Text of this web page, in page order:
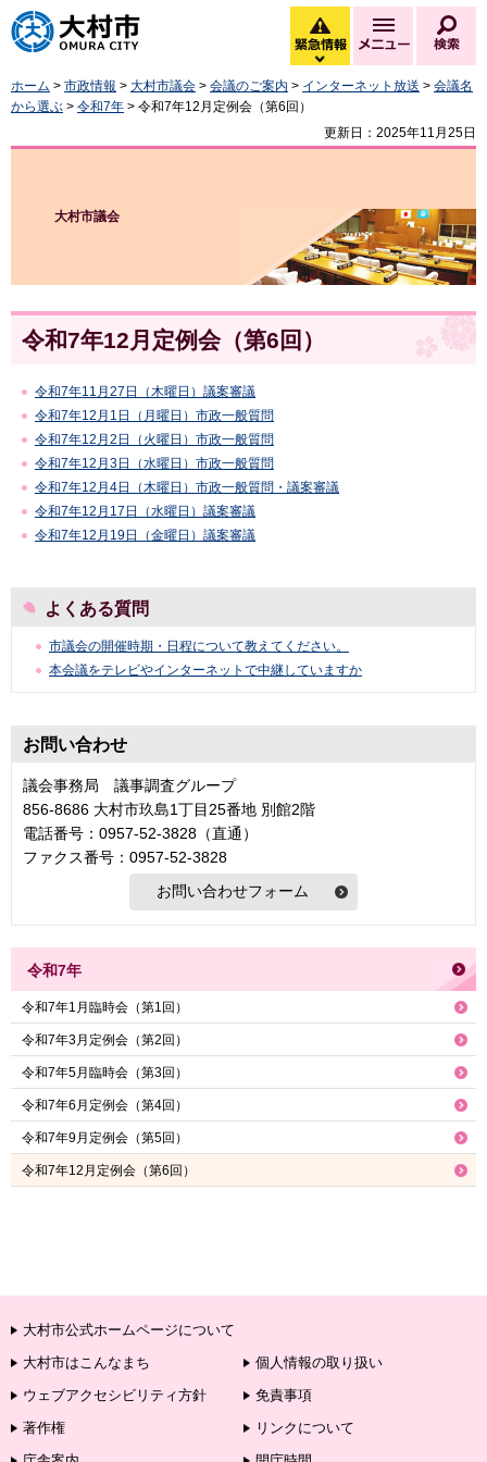
大村市
緊急情報
緊急情報を開く
メニュー
ホーム > 市政情報 > 大村市議会 > 会議のご案内 > インターネット放送 > 会議名
から選ぶ > 令和7年 > 令和7年12月定例会（第6回）
更新日：2025年11月25日
大村市議会
令和7年12月定例会（第6回）
令和7年11月27日（木曜日）議案審議
令和7年12月1日（月曜日）市政一般質問
令和7年12月2日（火曜日）市政一般質問
令和7年12月3日（水曜日）市政一般質問
令和7年12月4日（木曜日）市政一般質問・議案審議
令和7年12月17日（水曜日）議案審議
令和7年12月19日（金曜日）議案審議
よくある質問
市議会の開催時期・日程について教えてください。
本会議をテレビやインターネットで中継していますか
お問い合わせ
議会事務局 議事調査グループ
856-8686 大村市玖島1丁目25番地 別館2階
電話番号：0957-52-3828（直通）
ファクス番号：0957-52-3828
令和7年
令和7年1月臨時会（第1回）
令和7年3月定例会（第2回）
令和7年5月臨時会（第3回）
令和7年6月定例会（第4回）
令和7年9月定例会（第5回）
令和7年12月定例会（第6回）
大村市公式ホームページについて
大村市はこんなまち
個人情報の取り扱い
ウェブアクセシビリティ方針
免責事項
著作権
リンクについて